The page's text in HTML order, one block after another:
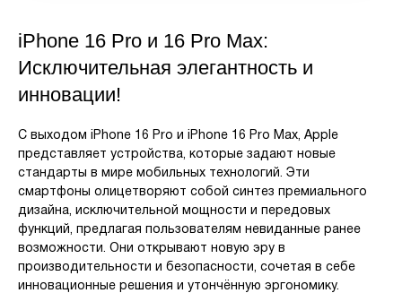
iPhone 16 Pro и 16 Pro Max:
Исключительная элегантность и
инновации!
С выходом iPhone 16 Pro и iPhone 16 Pro Max, Apple
представляет устройства, которые задают новые
стандарты в мире мобильных технологий. Эти
смартфоны олицетворяют собой синтез премиального
дизайна, исключительной мощности и передовых
функций, предлагая пользователям невиданные ранее
возможности. Они открывают новую эру в
производительности и безопасности, сочетая в себе
инновационные решения и утончённую эргономику.